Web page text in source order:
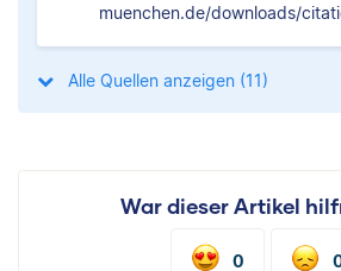
muenchen.de/downloads/
Alle Quellen anzeigen (11)
War dieser Artikel
0